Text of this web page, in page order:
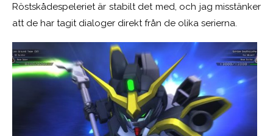
Röstskådespeleriet är stabilt det med, och jag misstänker
att de har tagit dialoger direkt från de olika serierna.